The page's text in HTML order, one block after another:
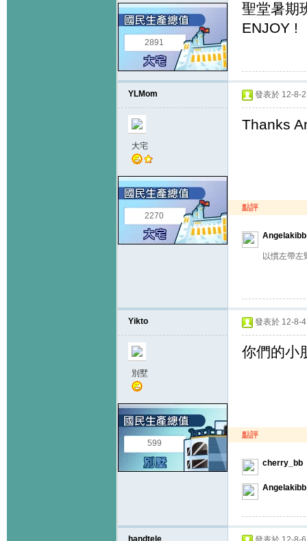
2891
聖堂暑期
ENJOY !
YLMom
大宅
2270
發表於 12-8-
Thanks
點評
Angelakibb
以慣左帶左
Yikto
別墅
599
發表於 12-8-
你們的小
點評
cherry_bb
Angelakibb
handtele